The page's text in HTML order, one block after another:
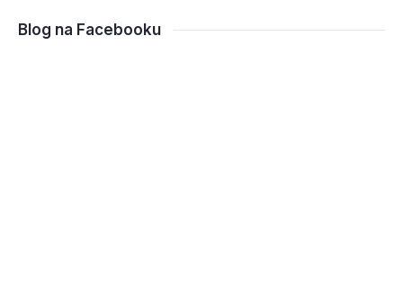
Blog na Facebooku